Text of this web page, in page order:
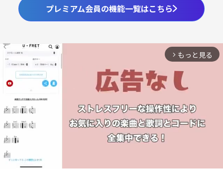
プレミアム会員の機能一覧はこちら
arrow_forward_ios もっと見る